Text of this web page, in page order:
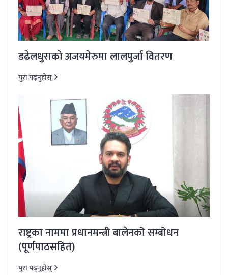
डढेलधुराको अजयमेरुमा लालपुर्जा वितरण
पुरा पढ्नुहोस्
राष्ट्रका नाममा प्रधानमन्त्री बालेनको सम्बोधन
(पूर्णपाठसहित)
पुरा पढ्नुहोस्